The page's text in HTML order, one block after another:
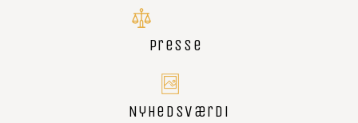
Presse
Nyhedsværdi